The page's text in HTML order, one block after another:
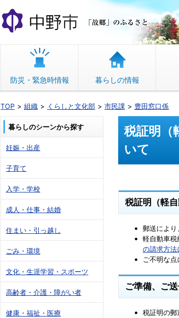
文
へ
動
中野市
防災・緊急時情報 暮らしの情報
TOP 組織 くらしと文化部 市民課 豊田窓口係
税証明（
いて
税証明（軽
郵送により
軽自動車
の請求方法
ご不明な
ご準備、ご
税証明の郵
暮らしのシーンから探す
妊娠・出産
子育て
入学・学校
成人・仕事・結婚
住まい・引っ越し
ごみ・環境
文化・生涯学習・スポーツ
高齢者・介護・障がい者
健康・福祉・医療